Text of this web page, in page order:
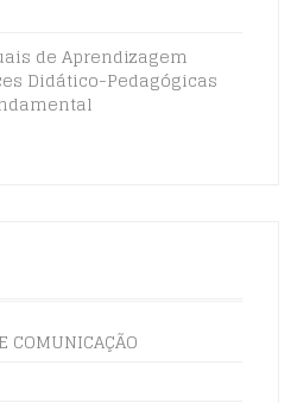
de Aprendizagem
Didático-Pedagógicas
COMUNICAÇÃO